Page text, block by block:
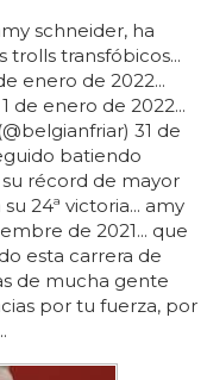
schneider, ha
trolls transfóbicos...
enero de 2022...
de enero de 2022...
31 de
batiendo
récord de mayor
24ª victoria... amy
de 2021... que
esta carrera de
de mucha gente
por tu fuerza, por